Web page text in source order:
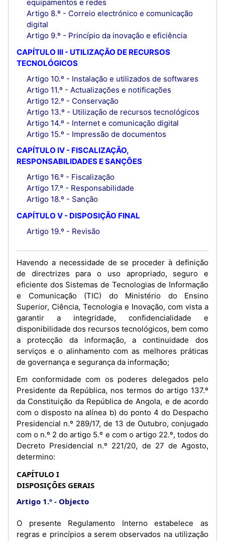
equipamentos e redes
Artigo 8.º - Correio electrónico e comunicação
digital
Artigo 9.º - Princípio da inovação e eficiência
CAPÍTULO III - UTILIZAÇÃO DE RECURSOS
TECNOLÓGICOS
Artigo 10.º - Instalação e utilizados de softwares
Artigo 11.º - Actualizações e notificações
Artigo 12.º - Conservação
Artigo 13.º - Utilização de recursos tecnológicos
Artigo 14.º - Internet e comunicação digital
Artigo 15.º - Impressão de documentos
CAPÍTULO IV - FISCALIZAÇÃO,
RESPONSABILIDADES E SANÇÕES
Artigo 16.º - Fiscalização
Artigo 17.º - Responsabilidade
Artigo 18.º - Sanção
CAPÍTULO V - DISPOSIÇÃO FINAL
Artigo 19.º - Revisão
Havendo a necessidade de se proceder à definição
de directrizes para o uso apropriado, seguro e
eficiente dos Sistemas de Tecnologias de Informação
e Comunicação (TIC) do Ministério do Ensino
Superior, Ciência, Tecnologia e Inovação, com vista a
garantir a integridade, confidencialidade e
disponibilidade dos recursos tecnológicos, bem como
a protecção da informação, a continuidade dos
serviços e o alinhamento com as melhores práticas
de governança e segurança da informação;
Em conformidade com os poderes delegados pelo
Presidente da República, nos termos do artigo 137.º
da Constituição da República de Angola, e de acordo
com o disposto na alínea b) do ponto 4 do Despacho
Presidencial n.º 289/17, de 13 de Outubro, conjugado
com o n.º 2 do artigo 5.º e com o artigo 22.º, todos do
Decreto Presidencial n.º 221/20, de 27 de Agosto,
determino:
CAPÍTULO I
DISPOSIÇÕES GERAIS
Artigo 1.º
Objecto
O presente Regulamento Interno estabelece as
regras e princípios a serem observados na utilização